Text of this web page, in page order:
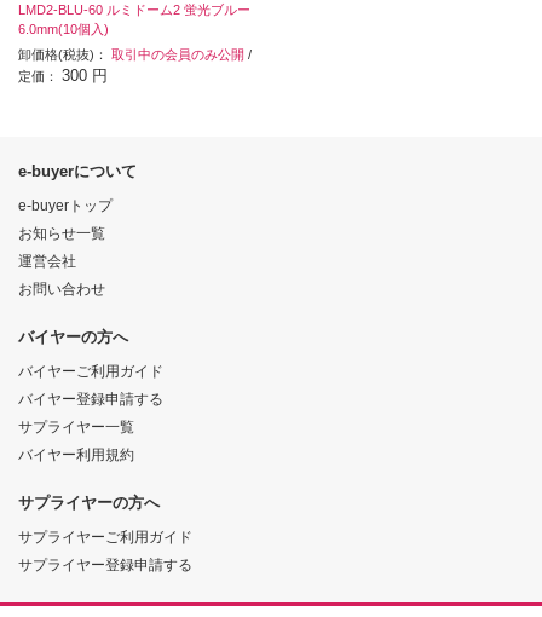
LMD2-BLU-60 ルミドーム2 蛍光ブルー
6.0mm(10個入)
卸価格(税抜)： 取引中の会員のみ公開 /
定価： 300 円
e-buyerについて
e-buyerトップ
お知らせ一覧
運営会社
お問い合わせ
バイヤーの方へ
バイヤーご利用ガイド
バイヤー登録申請する
サプライヤー一覧
バイヤー利用規約
サプライヤーの方へ
サプライヤーご利用ガイド
サプライヤー登録申請する